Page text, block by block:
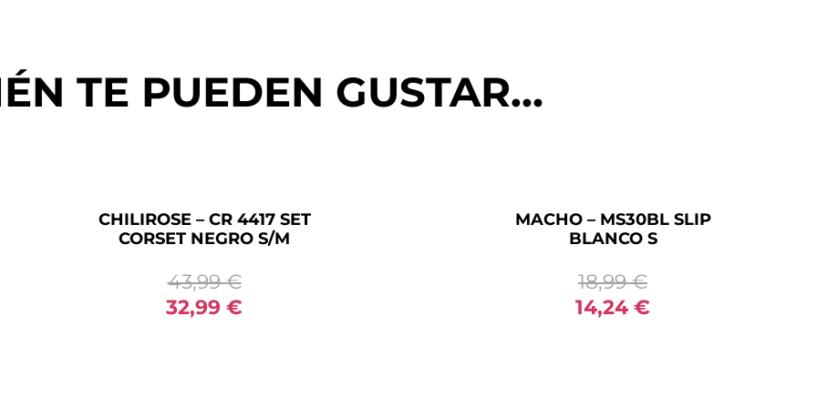
TE PUEDEN GUSTAR…
CHILIROSE – CR 4417 SET
CORSET NEGRO S/M
43,99€
32,99 €
MACHO – MS30BL SLIP
BLANCO S
18,99€
14,24 €